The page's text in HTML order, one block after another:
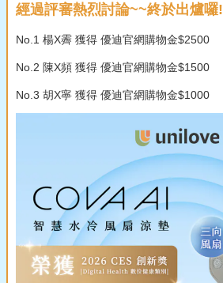
經過評審熱烈討論~~終於出爐囉!
No.1 楊X霽 獲得 優迪官網購物金$2500
No.2 陳X頻 獲得 優迪官網購物金$1500
No.3 胡X寧 獲得 優迪官網購物金$1000